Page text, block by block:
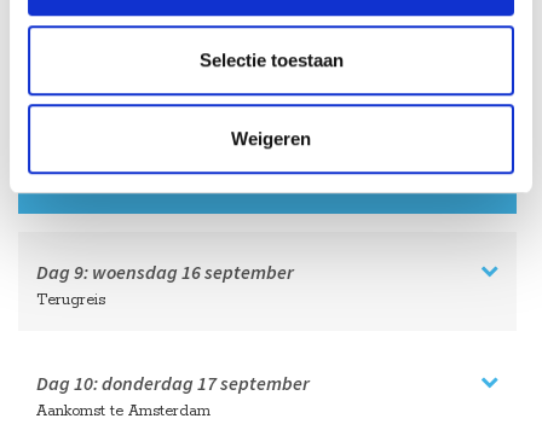
Selectie toestaan
Weigeren
15 september
Zelf HCMC verkennen
Dag 9: woensdag16 september
Terugreis
Dag 10:donderdag 17 september
Aankomst te Amsterdam